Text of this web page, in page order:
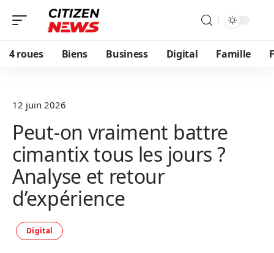
4 roues Biens Business Digital Famille
12 juin 2026
Peut-on vraiment battre
cimantix tous les jours ?
Analyse et retour
d’expérience
Digital